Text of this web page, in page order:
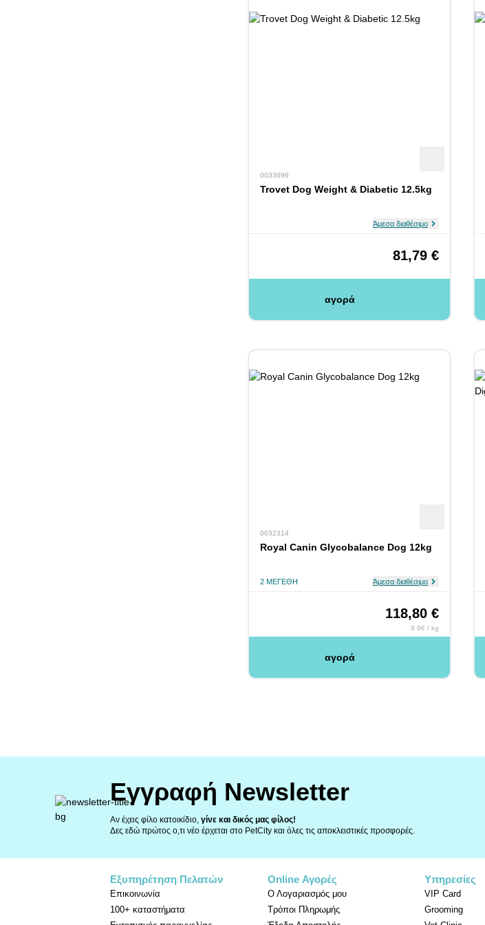
0033096
Trovet Dog Weight & Diabetic 12.5kg
Άμεσα διαθέσιμο
81,79 €
αγορά
0032314
Royal Canin Glycobalance Dog 12kg
2 ΜΕΓΈΘΗ Άμεσα διαθέσιμο
118,80 €
9.9€ / kg
αγορά
Εγγραφή Newsletter
Αν έχεις φίλο κατοικίδιο, γίνε και δικός μας φίλος!
Δες εδώ πρώτος ο,τι νέο έρχεται στο PetCity και όλες τις αποκλειστικές προσφορές.
Εξυπηρέτηση Πελατών
Επικοινωνία
100+ καταστήματα
Online Αγορές
Ο Λογαριασμός μου
Τρόποι Πληρωμής
Υπηρεσίες
VIP Card
Grooming